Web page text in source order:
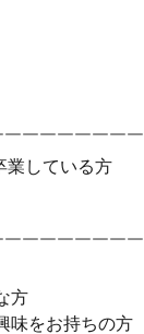
￣￣￣￣￣￣￣
業している方
￣￣￣￣￣￣￣
方
味をお持ちの方